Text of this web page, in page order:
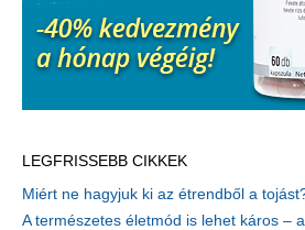
LEGFRISSEBB CIKKEK
Miért ne hagyjuk ki az étrendből a
A természetes életmód is lehet káros –